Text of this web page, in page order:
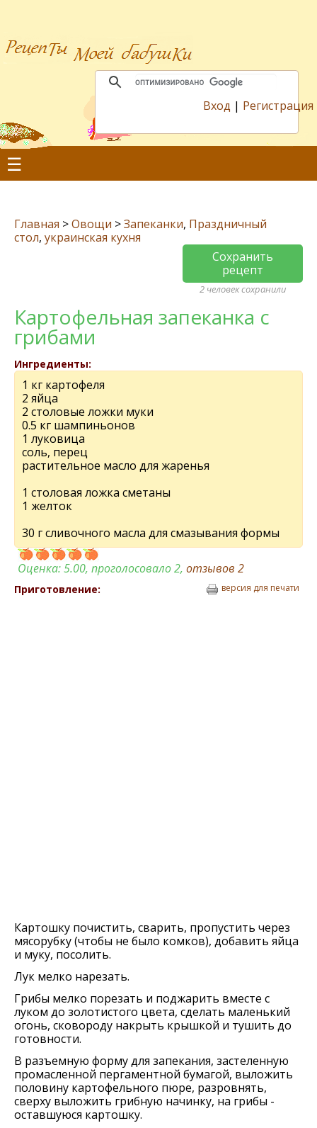
Вход | Регистрация
☰
Главная >Овощи >Запеканки, Праздничный
стол, украинская кухня
Сохранить
рецепт
2 человек сохранили
Картофельная запеканка с
грибами
Ингредиенты:
1 кг картофеля
2 яйца
2 столовые ложки муки
0.5 кг шампиньонов
1 луковица
соль, перец
растительное масло для жаренья
1 столовая ложка сметаны
1 желток
30 г сливочного масла для смазывания формы
Оценка:5.00, проголосовало 2, отзывов 2
Приготовление: версия для печати
Картошку почистить, сварить, пропустить через
мясорубку (чтобы не было комков), добавить яйца
и муку, посолить.
Лук мелко нарезать.
Грибы мелко порезать и поджарить вместе с
луком до золотистого цвета, сделать маленький
огонь, сковороду накрыть крышкой и тушить до
готовности.
В разъемную форму для запекания, застеленную
промасленной пергаментной бумагой, выложить
половину картофельного пюре, разровнять,
сверху выложить грибную начинку, на грибы -
оставшуюся картошку.